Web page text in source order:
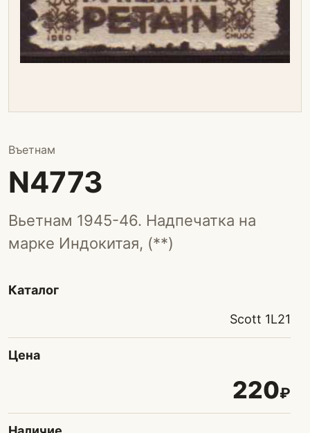
Въетнам
N4773
Вьетнам 1945-46. Надпечатка на
марке Индокитая, (**)
Каталог
Scott 1L21
Цена
220₽